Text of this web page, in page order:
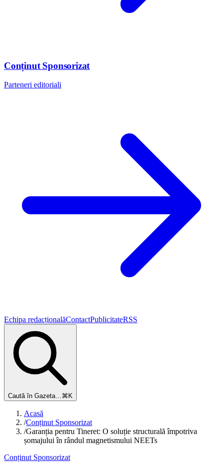
Conținut Sponsorizat
Parteneri editoriali
Echipa redacționalăContactPublicitateRSS
Caută în Gazeta…⌘K
Acasă
/Conținut Sponsorizat
/Garanția pentru Tineret: O soluție structurală împotriva
șomajului în rândul magnetismului NEETs
Conținut Sponsorizat